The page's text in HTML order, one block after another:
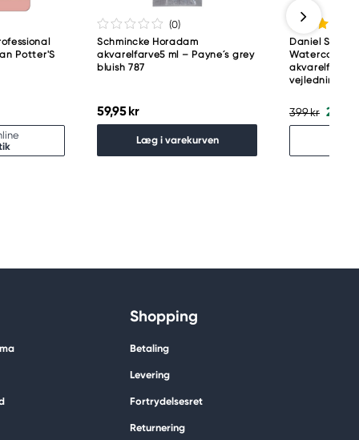
Potter'S
(0)
Schmincke Horadam
akvarelfarve5 ml – Payne´s grey
bluish 787
59,95 kr
Læg i varekurven
Daniel Smith
Watercolour
akvarelfarve,
vejledning
399 kr
Shopping
Betaling
Levering
Fortrydelsesret
Returnering